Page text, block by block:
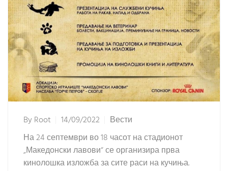
ByRoot 14/09/2022
Вести
На 24 септември во 18 часот на стадионот
„Македонски лавови“ се организира прва
кинолошка изложба за сите раси на кучиња.